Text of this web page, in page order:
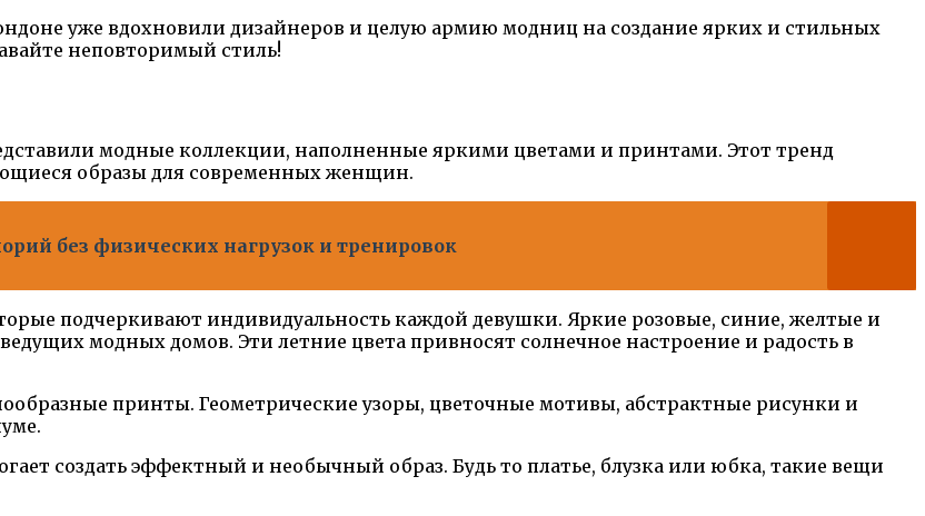
уже вдохновили дизайнеров и целую армию модниц на создание ярких и стильных
неповторимый стиль!
модные коллекции, наполненные яркими цветами и принтами. Этот тренд
образы для современных женщин.
без физических нагрузок и тренировок
подчеркивают индивидуальность каждой девушки. Яркие розовые, синие, желтые и
модных домов. Эти летние цвета привносят солнечное настроение и радость в
принты. Геометрические узоры, цветочные мотивы, абстрактные рисунки и
создать эффектный и необычный образ. Будь то платье, блузка или юбка, такие вещи